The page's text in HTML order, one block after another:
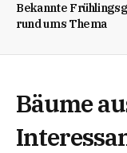
Bekannte
rund ums Thema
Bäume